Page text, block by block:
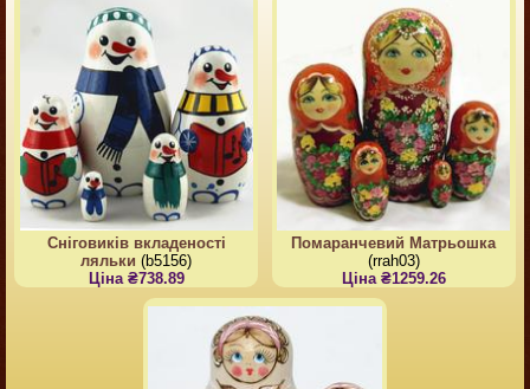
Сніговиків вкладеності
ляльки (b5156)
Ціна ₴738.89
Помаранчевий Матрьошка
(rrah03)
Ціна ₴1259.26